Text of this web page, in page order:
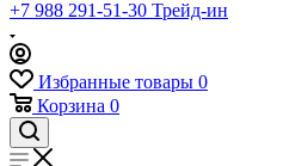
+7 988 291-51-30 Трейд-ин
Избранные товары 0
Корзина 0